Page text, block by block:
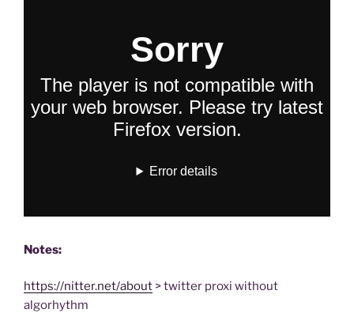
Notes:
https://nitter.net/about > twitter proxi without
algorhythm​​​​​​​